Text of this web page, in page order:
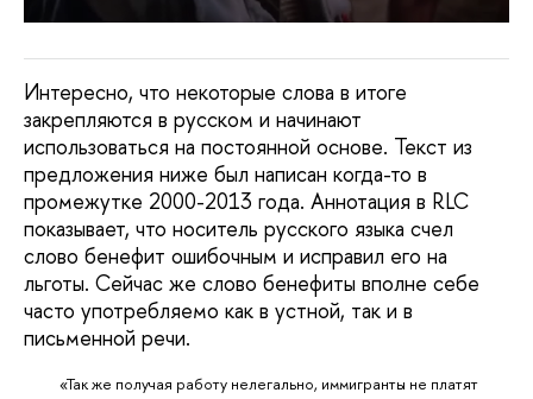
Интересно, что некоторые слова в итоге
закрепляются в русском и начинают
использоваться на постоянной основе. Текст из
предложения ниже был написан когда-то в
промежутке 2000-2013 года. Аннотация в RLC
показывает, что носитель русского языка счел
слово бенефит ошибочным и исправил его на
льготы. Сейчас же слово бенефиты вполне себе
часто употребляемо как в устной, так и в
письменной речи.
«Так же получая работу нелегально, иммигранты не платят